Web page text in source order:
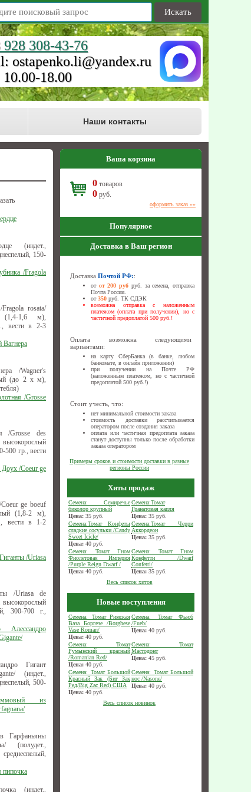
Искать
928 308-43-76
ostapenko.li@yandex.ru
10.00-18.00
Наши контакты
(индет.,
150-
/Fragola
rosata/
(1,4-1,6 м),
вести в 2-3
Вагнера
/Wagner's
(до 2 х м),
/Grosse
/Grosse des
500 гр., вести
/Сoeur ge
ge boeuf
(1,8-2 м),
вести в 1-2
/Uriasa
/Uriasa de
высокорослый
300-700 г.,
Алессандро
Гигант
(индет.,
500-
из
Гарфаньяны
(полудет.,
пипочка
(индет.,
Ваша корзина
0 товаров
0 руб.
оформить заказ »»
Популярное
Доставка в Ваш регион
Доставка Почтой РФ::
от от 200 руб руб. за семена, отправка
Почта России.
от350 руб. ТК СДЭК
возможна отправка с наложенным
платежом (оплата при получении), но с
частичной предоплатой 500 руб.!
Оплата возможна следующими
вариантами:
на карту СберБанка (в банке, любом
банкомате, в онлайн приложении)
при получении на Почте РФ
(наложенным платежом, но с частичной
предоплатой 500 руб.!)
Стоит учесть, что:
нет минимальной стоимости заказа
стоимость доставки рассчитывается
оператором после создания заказа
оплата или частичная предоплата заказа
станут доступны только после обработки
заказа оператором
Примеры сроков и стоимости доставки в разные
регионы России
Хиты продаж
Семена: Семиречье
биколор крупный
Цена: 35 руб.
Семена:Томат
Гранатовая капля
Цена: 35 руб.
Семена:Томат Конфеты
сладкие сосульки /Candy
Sweet Icicle/
Цена: 40 руб.
Семена:Томат Черри
Аккордеон
Цена: 35 руб.
Семена: Томат Гном
Фиолетовая Империя
/Purple Reign Dwarf /
Цена: 40 руб.
Семена: Томат Гном
Конфетти /Dwarf
Confetti/
Цена: 35 руб.
Весь список хитов
Новые поступления
Семена: Томат Римская
Ваза Боргезе /Borghese
Vase Roman/
Цена: 40 руб.
Семена: Томат Фьюб
/Fueb/
Цена: 40 руб.
Семена: Томат
Румынский красный
/Romanian Red/
Цена: 40 руб.
Семена: Томат
Мастодонт
Цена: 45 руб.
Семена: Томат Большой
Красный Зак (Биг Зак
Ред/Big Zac Red) США
Цена: 40 руб.
Семена: Томат Большой
нос /Nasone/
Цена: 40 руб.
Весь список новинок